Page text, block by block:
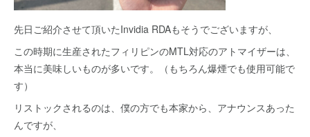
先日ご紹介させて頂いたInvidia RDAもそうでございますが、
この時期に生産されたフィリピンのMTL対応のアトマイザーは、
本当に美味しいものが多いです。（もちろん爆煙でも使用可能で
す）
リストックされるのは、僕の方でも本家から、アナウンスあった
んですが、